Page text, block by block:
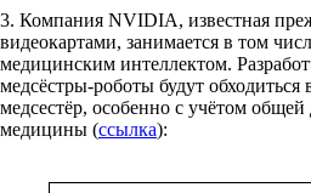
3. Компания NVIDIA, известная
видеокартами, занимается в том
медицинским интеллектом.
медсёстры-роботы будут
медсестёр, особенно с учётом
медицины (ссылка):